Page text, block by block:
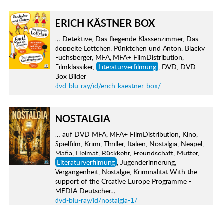
ERICH KÄSTNER BOX
… Detektive, Das fliegende Klassenzimmer, Das
doppelte Lottchen, Pünktchen und Anton, Blacky
Fuchsberger, MFA, MFA+ FilmDistribution,
Filmklassiker, Literaturverfilmung , DVD, DVD-
Box Bilder
dvd-blu-ray/id/erich-kaestner-box/
NOSTALGIA
… auf DVD MFA, MFA+ FilmDistribution, Kino,
Spielfilm, Krimi, Thriller, Italien, Nostalgia, Neapel,
Mafia, Heimat, Rückkehr, Freundschaft, Mutter,
Literaturverfilmung , Jugenderinnerung,
Vergangenheit, Nostalgie, Kriminalität With the
support of the Creative Europe Programme -
MEDIA Deutscher…
dvd-blu-ray/id/nostalgia-1/